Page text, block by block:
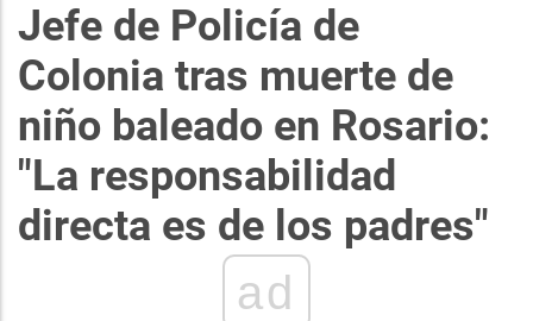
Jefe de Policía de
Colonia tras muerte de
niño baleado en Rosario:
"La responsabilidad
directa es de los padres"
ad